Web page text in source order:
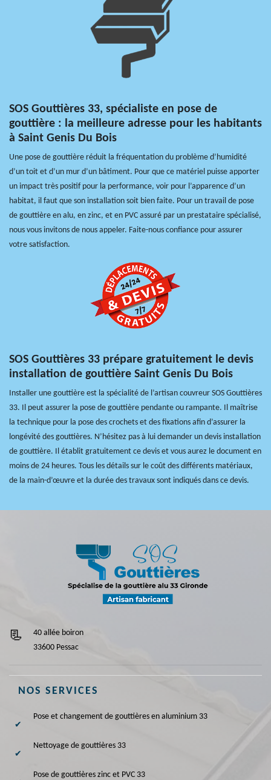
SOS Gouttières 33, spécialiste en pose de
gouttière : la meilleure adresse pour les habitants
à Saint Genis Du Bois
Une pose de gouttière réduit la fréquentation du problème d’humidité
d’un toit et d’un mur d’un bâtiment. Pour que ce matériel puisse apporter
un impact très positif pour la performance, voir pour l’apparence d’un
habitat, il faut que son installation soit bien faite. Pour un travail de pose
de gouttière en alu, en zinc, et en PVC assuré par un prestataire spécialisé,
nous vous invitons de nous appeler. Faite-nous confiance pour assurer
votre satisfaction.
SOS Gouttières 33 prépare gratuitement le devis
installation de gouttière Saint Genis Du Bois
Installer une gouttière est la spécialité de l’artisan couvreur SOS Gouttières
33. Il peut assurer la pose de gouttière pendante ou rampante. Il maîtrise
la technique pour la pose des crochets et des fixations afin d’assurer la
longévité des gouttières. N’hésitez pas à lui demander un devis installation
de gouttière. Il établit gratuitement ce devis et vous aurez le document en
moins de 24 heures. Tous les détails sur le coût des différents matériaux,
de la main-d’œuvre et la durée des travaux sont indiqués dans ce devis.
40 allée boiron
33600 Pessac
NOS SERVICES
Pose et changement de gouttières en aluminium 33
Nettoyage de gouttières 33
Pose de gouttières zinc et PVC 33